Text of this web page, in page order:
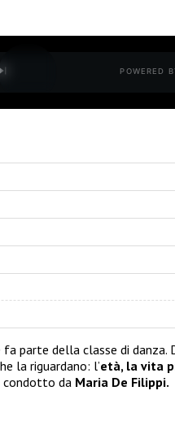
POWERED
fa parte della classe di danza.
la riguardano: l’età, la vita
condotto da Maria De Filippi.